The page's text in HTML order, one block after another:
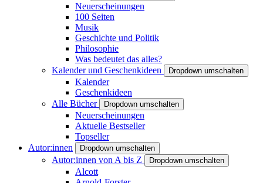
Neuerscheinungen
100 Seiten
Musik
Geschichte und Politik
Philosophie
Was bedeutet das alles?
Kalender und Geschenkideen
Dropdown umschalten
Kalender
Geschenkideen
Alle Bücher
Dropdown umschalten
Neuerscheinungen
Aktuelle Bestseller
Topseller
Autor:innen
Dropdown umschalten
Autor:innen von A bis Z Dropdown umschalten
Alcott